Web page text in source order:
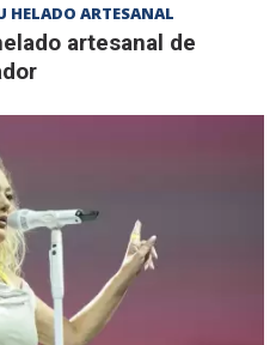
HELADO ARTESANAL
artesanal de